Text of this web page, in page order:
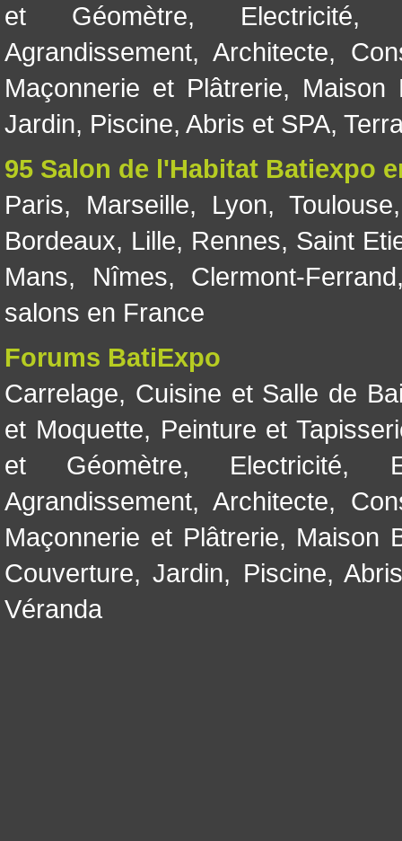
et Géomètre, Electricité
Agrandissement, Architecte,
Maçonnerie et Plâtrerie, Maison
Jardin, Piscine, Abris et SPA,
95 Salon de l'Habitat Batiexpo
Paris, Marseille, Lyon, Toulouse
Bordeaux, Lille, Rennes, Saint
Mans, Nîmes, Clermont-Ferrand
salons en France
Forums BatiExpo
Carrelage, Cuisine et Salle de
et Moquette, Peinture et
et Géomètre, Electricité,
Agrandissement, Architecte,
Maçonnerie et Plâtrerie, Maison
Couverture,Jardin, Piscine,
Véranda